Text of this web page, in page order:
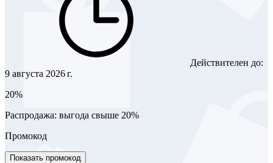
Действителен до:
9 августа 2026 г.
20%
Распродажа: выгода свыше 20%
Промокод
Показать промокод